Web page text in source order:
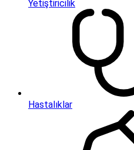
Yetiştiricilik
Hastalıklar